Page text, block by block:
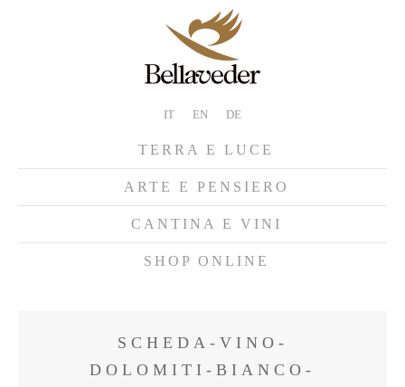
IT EN DE
TERRA E LUCE
ARTE E PENSIERO
CANTINA E VINI
SHOP ONLINE
SCHEDA-VINO-
DOLOMITI-BIANCO-